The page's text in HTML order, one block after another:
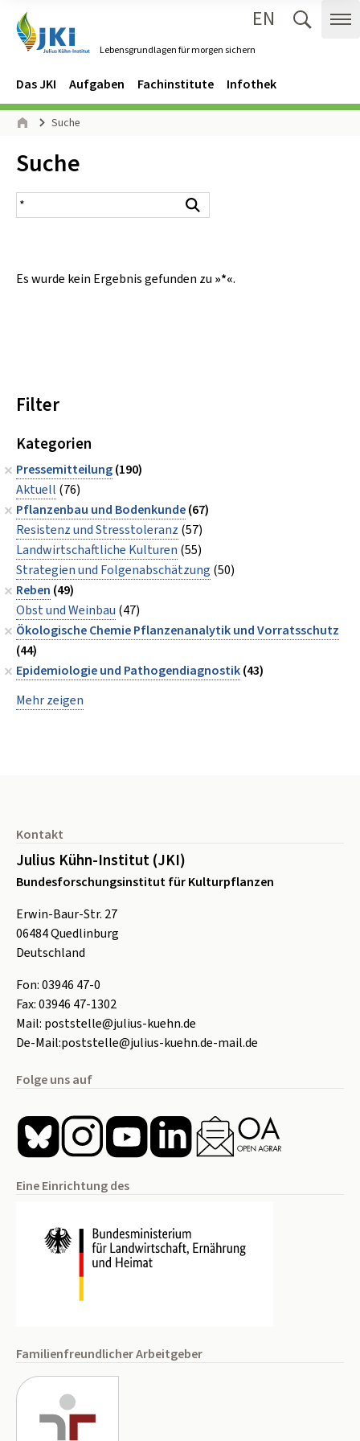
Lebensgrundlagen für morgen sichern
EN
Navigation
Hauptmenü
Das JKI Aufgaben Fachinstitute Infothek
Seitenpfad
Suche
Inhalt:
Suche
Suchergebnis
Es wurde kein Ergebnis gefunden zu »*«.
Filter
Kategorien
Pressemitteilung(190)
Aktuell (76)
Pflanzenbau und Bodenkunde(67)
Resistenz und Stresstoleranz (57)
Landwirtschaftliche Kulturen (55)
Strategien und Folgenabschätzung (50)
Reben (49)
Obst und Weinbau (47)
Ökologische Chemie Pflanzenanalytik und Vorratsschutz
(44)
Epidemiologie und Pathogendiagnostik(43)
Mehr zeigen
Kontakt
Julius Kühn-Institut (JKI)
Bundesforschungsinstitut für Kulturpflanzen
Erwin-Baur-Str. 27
06484Quedlinburg
Deutschland
Fon:03946 47-0
Fax:03946 47-1302
Mail: poststelle@julius-kuehn.de
De-Mail:poststelle@julius-kuehn.de-mail.de
Folge uns auf
Eine Einrichtung des
Familienfreundlicher Arbeitgeber